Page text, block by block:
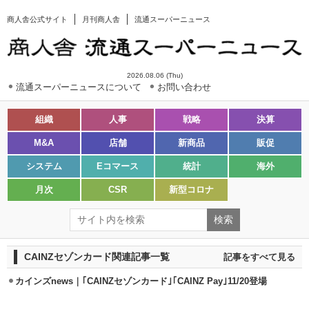
商人舎公式サイト 月刊商人舎 流通スーパーニュース
2026.08.06 (Thu)
流通スーパーニュースについて お問い合わせ
組織 人事 戦略 決算
M&A 店舗 新商品 販促
システム Eコマース 統計 海外
月次 CSR 新型コロナ
CAINZセゾンカード関連記事一覧 記事をすべて見る
カインズnews｜｢CAINZセゾンカード｣｢CAINZ Pay｣11/20登場